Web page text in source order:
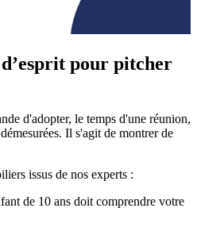
pour pitcher
d'adopter, le temps d'une réunion,
Il s'agit de montrer de
issus de nos experts :
de 10 ans doit comprendre votre